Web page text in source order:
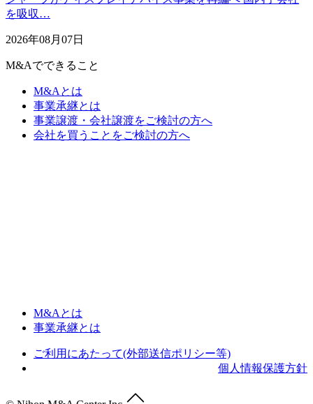
を吸収…
2026年08月07日
M&Aでできること
M&Aとは
事業承継とは
事業譲渡・会社譲渡をご検討の方へ
会社を買うことをご検討の方へ
M&Aとは
事業承継とは
ご利用にあたって(外部送信ポリシー等)
個人情報保護方針